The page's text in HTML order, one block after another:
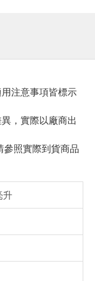
注意事項皆標示
，實際以廠商出
照實際到貨商品
升